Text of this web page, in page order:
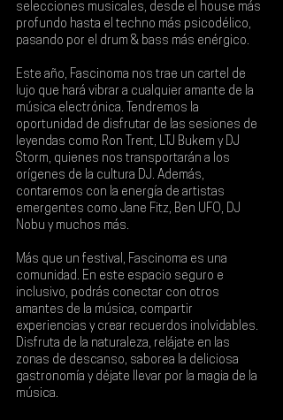
selecciones musicales, desde el house más
profundo hasta el techno más psicodélico,
pasando por el drum & bass más enérgico.
Este año, Fascinoma nos trae un cartel de
lujo que hará vibrar a cualquier amante de la
música electrónica. Tendremos la
oportunidad de disfrutar de las sesiones de
leyendas como Ron Trent, LTJ Bukem y DJ
Storm, quienes nos transportarán a los
orígenes de la cultura DJ. Además,
contaremos con la energía de artistas
emergentes como Jane Fitz, Ben UFO, DJ
Nobu y muchos más.
Más que un festival, Fascinoma es una
comunidad. En este espacio seguro e
inclusivo, podrás conectar con otros
amantes de la música, compartir
experiencias y crear recuerdos inolvidables.
Disfruta de la naturaleza, relájate en las
zonas de descanso, saborea la deliciosa
gastronomía y déjate llevar por la magia de la
música.